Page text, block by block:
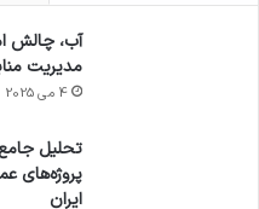
پنل های خورشیدی
آب، چالش
مدیریت
4 می 2025
تحلیل جامع
پروژه‌های
ایران